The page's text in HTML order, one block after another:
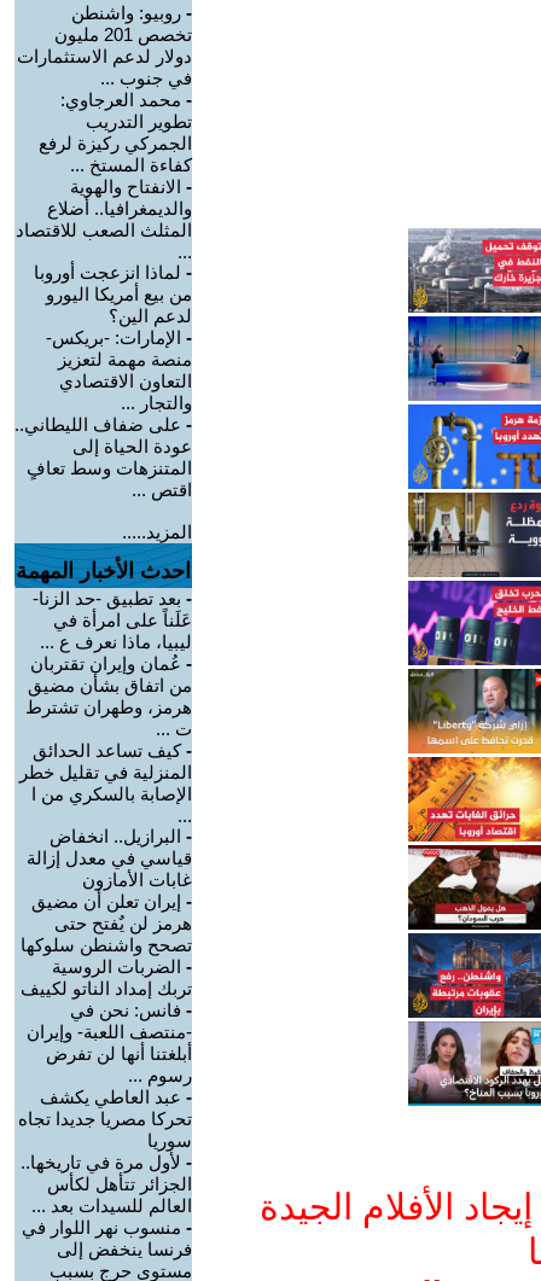
الأفلام الجيدة
- روبيو: واشنطن
تخصص 201 مليون
دولار لدعم الاستثمارات
في جنوب ...
- محمد العرجاوي:
تطوير التدريب
الجمركي ركيزة لرفع
كفاءة المستخ ...
- الانفتاح والهوية
والديمغرافيا.. أضلاع
المثلث الصعب للاقتصاد
...
- لماذا انزعجت أوروبا
من بيع أمريكا اليورو
لدعم الين؟
- الإمارات: -بريكس-
منصة مهمة لتعزيز
التعاون الاقتصادي
والتجار ...
- على ضفاف الليطاني..
عودة الحياة إلى
المتنزهات وسط تعافٍ
اقتص ...
المزيد.....
احدث الأخبار المهمة
- بعد تطبيق -حد الزنا-
عَلَناً على امرأة في
ليبيا، ماذا نعرف ع ...
- عُمان وإيران تقتربان
من اتفاق بشأن مضيق
هرمز، وطهران تشترط
ت ...
-كيف تساعد الحدائق
المنزلية في تقليل خطر
الإصابة بالسكري من ا
...
- البرازيل.. انخفاض
قياسي في معدل إزالة
غابات الأمازون
- إيران تعلن أن مضيق
هرمز لن يٌفتح حتى
تصحح واشنطن سلوكها
- الضربات الروسية
تربك إمداد الناتو لكييف
- فانس: نحن في
-منتصف اللعبة- وإيران
أبلغتنا أنها لن تفرض
رسوم ...
- عبد العاطي يكشف
تحركا مصريا جديدا تجاه
سوريا
- لأول مرة في تاريخها..
الجزائر تتأهل لكأس
العالم للسيدات بعد ...
- منسوب نهر اللوار في
فرنسا ينخفض إلى
مستوى حرج بسبب